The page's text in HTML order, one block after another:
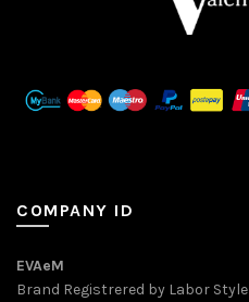
COMPANY ID
EVAeM
Brand Registrered by Labor Style